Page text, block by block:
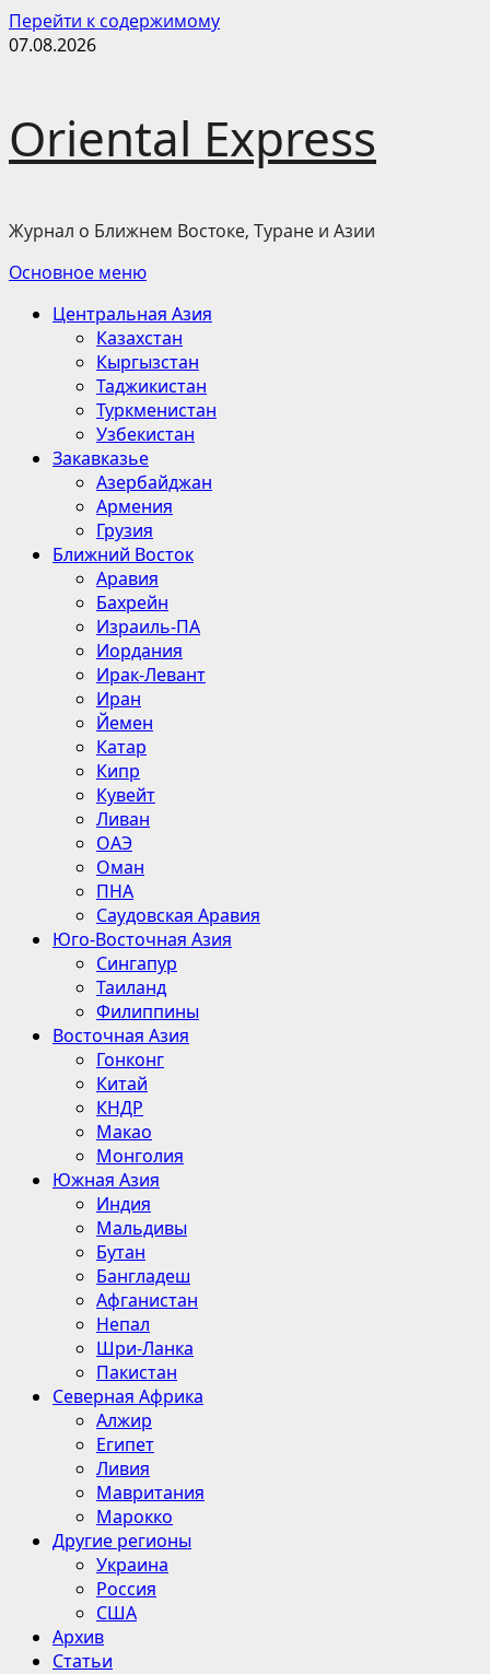
Перейти к содержимому
07.08.2026
Oriental Express
Журнал о Ближнем Востоке, Туране и Азии
Основное меню
Центральная Азия
Казахстан
Кыргызстан
Таджикистан
Туркменистан
Узбекистан
Закавказье
Азербайджан
Армения
Грузия
Ближний Восток
Аравия
Бахрейн
Израиль-ПА
Иордания
Ирак-Левант
Иран
Йемен
Катар
Кипр
Кувейт
Ливан
ОАЭ
Оман
ПНА
Саудовская Аравия
Юго-Восточная Азия
Сингапур
Таиланд
Филиппины
Восточная Азия
Гонконг
Китай
КНДР
Макао
Монголия
Южная Азия
Индия
Мальдивы
Бутан
Бангладеш
Афганистан
Непал
Шри-Ланка
Пакистан
Северная Африка
Алжир
Египет
Ливия
Мавритания
Марокко
Другие регионы
Украина
Россия
США
Архив
Статьи